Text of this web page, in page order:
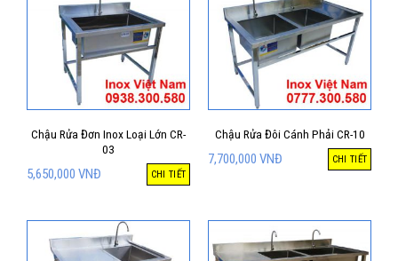
Chậu Rửa Đơn Inox Loại Lớn CR-
03
5,650,000 VNĐ CHI TIẾT
Chậu Rửa Đôi Cánh Phải CR-10
7,700,000 VNĐ CHI TIẾT